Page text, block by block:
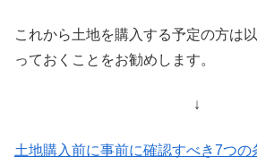
これから土地を購入する予定の方は
っておくことをお勧めします。
↓
土地購入前に事前に確認すべき7つの